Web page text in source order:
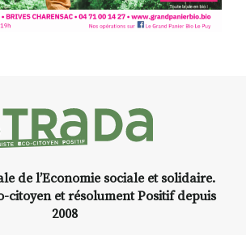
d’Auzon, cette expo-
INTERVIEW
de l’Economie sociale et solidaire.
citoyen et résolument Positif depuis
2008